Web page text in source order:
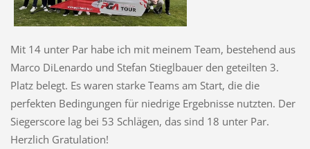
Mit 14 unter Par habe ich mit meinem Team, bestehend aus
Marco DiLenardo und Stefan Stieglbauer den geteilten 3.
Platz belegt. Es waren starke Teams am Start, die die
perfekten Bedingungen für niedrige Ergebnisse nutzten. Der
Siegerscore lag bei 53 Schlägen, das sind 18 unter Par.
Herzlich Gratulation!